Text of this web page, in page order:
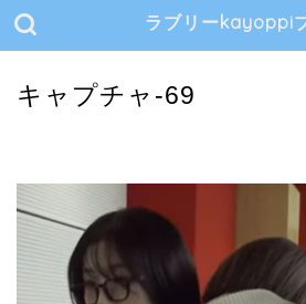
ラブリーkayoppi
キャプチャ-69